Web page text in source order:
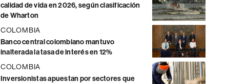
calidad de vida en 2026, según clasificación
de Wharton
COLOMBIA
Banco central colombiano mantuvo
inalterada la tasa de interés en 12%
COLOMBIA
Inversionistas apuestan por sectores que